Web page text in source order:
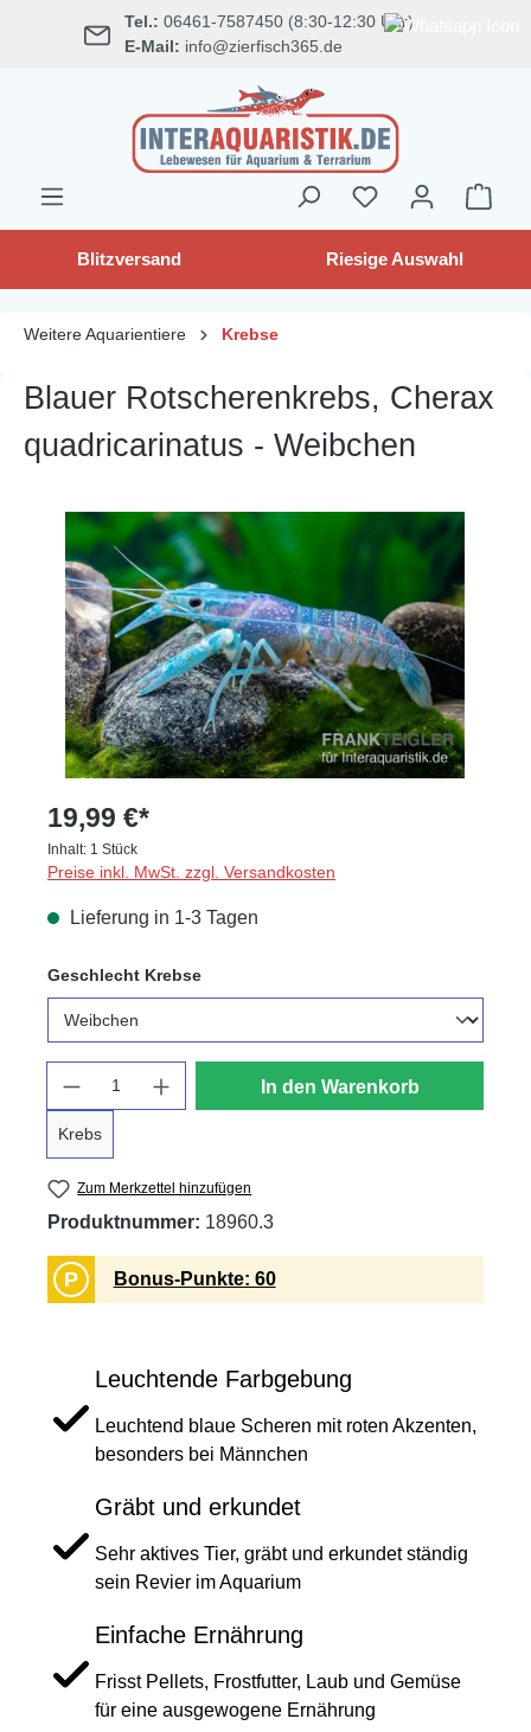
springen Tel.: 06461-7587450 (8:30-12:30 Uhr)
E-Mail: info@zierfisch365.de
Blitzversand Riesige Auswahl
Weitere Aquarientiere Krebse
Blauer Rotscherenkrebs, Cherax
quadricarinatus - Weibchen
Bildergalerie überspringen
19,99 €*
Inhalt: 1 Stück
Preise inkl. MwSt. zzgl. Versandkosten
Lieferung in 1-3 Tagen
Geschlecht Krebseauswählen
Krebs
In den Warenkorb
Zum Merkzettel hinzufügen
Produktnummer: 18960.3
P Bonus-Punkte: 60
Leuchtende Farbgebung
Leuchtend blaue Scheren mit roten Akzenten,
besonders bei Männchen
Gräbt und erkundet
Sehr aktives Tier, gräbt und erkundet ständig
sein Revier im Aquarium
Einfache Ernährung
Frisst Pellets, Frostfutter, Laub und Gemüse
für eine ausgewogene Ernährung